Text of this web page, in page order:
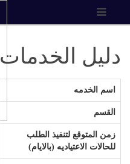
دليل الخدمات
اسم الخدمه
القسم
زمن المتوقع لتنفيذ الطلب
للحالات الاعتياديه (بالايام)